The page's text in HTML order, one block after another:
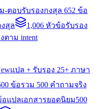
-ตอบรับรองกงสุล 652 ข้อ
งสุล
1,006 หัวข้อรับรอง
ตาม intent
แปล + รับรอง 25+ ภาษา
ข้อรวม 500 คำถามจริง
อแปลเอกสารยอดนิยม500